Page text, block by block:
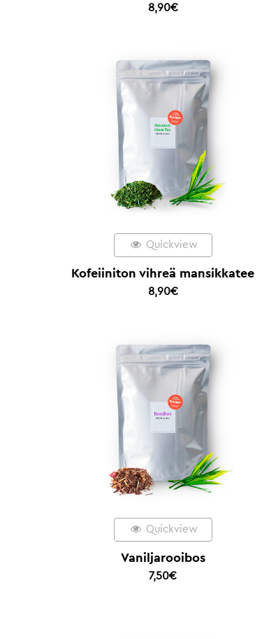
8,90€
Quickview
Kofeiiniton vihreä mansikkatee
8,90€
Quickview
Vaniljarooibos
7,50€